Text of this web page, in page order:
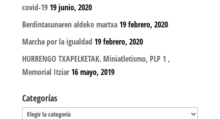
covid-19 19 junio, 2020
Berdintasunaren aldeko martxa 19 febrero, 2020
Marcha por la igualdad 19 febrero, 2020
HURRENGO TXAPELKETAK. Miniatletismo, PLP 1 ,
Memorial Itziar 16 mayo, 2019
Categorías
Categorías